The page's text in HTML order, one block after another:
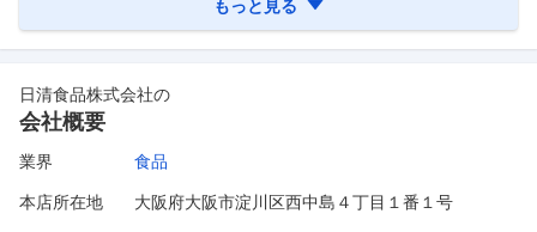
もっと見る
日清食品株式会社の
会社概要
業界 食品
本店所在地 大阪府大阪市淀川区西中島４丁目１番１号